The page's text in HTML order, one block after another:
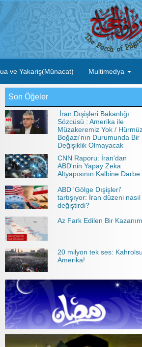
ve Yakariş(Münacat) Multimedya
Son Öğeler
İran Dışişleri Bakanlığı
Sözcüsü : Amerika ile
Müzakeremiz Yok /
Boğazı'nın Durumunda Bir
Değişiklik Olmayacak
CNN Raporu: İran'dan
ABD'nin Yapay Zeka
Altyapısının Kalbine Darbe
ABD 'Gölge Dışişleri'
tartışıyor: İran düzeni nasıl
değiştirdi?
Az Fark Edilen Bir Kazanım
20 milyon tek ses:
Amerika!